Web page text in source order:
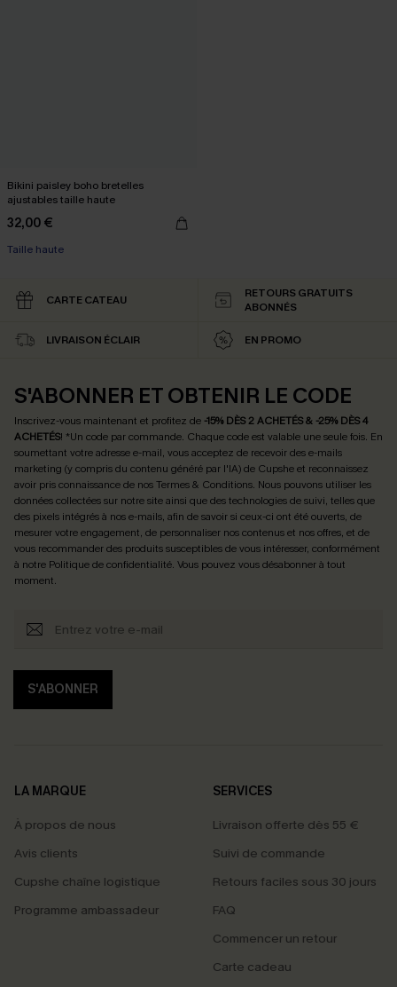
Bikini paisley boho bretelles
ajustables taille haute
32,00 €
Taille haute
CARTE CATEAU
RETOURS GRATUITS
ABONNÉS
LIVRAISON ÉCLAIR EN PROMO
S'ABONNER ET OBTENIR LE CODE
Inscrivez-vous maintenant et profitez de -15% DÈS 2 ACHETÉS & -25% DÈS 4
ACHETÉS! *Un code par commande. Chaque code est valable une seule fois. En
soumettant votre adresse e-mail, vous acceptez de recevoir des e-mails
marketing (y compris du contenu généré par l'IA) de Cupshe et reconnaissez
avoir pris connaissance de nosTermes & Conditions. Nous pouvons utiliser les
données collectées sur notre site ainsi que des technologies de suivi, telles que
des pixels intégrés à nos e-mails, afin de savoir si ceux-ci ont été ouverts, de
mesurer votre engagement, de personnaliser nos contenus et nos offres, et de
vous recommander des produits susceptibles de vous intéresser, conformément
à notre Politique de confidentialité. Vous pouvez vous désabonner à tout
moment.
S'ABONNER
LA MARQUE
À propos de nous
Avis clients
Cupshe chaîne logistique
Programme ambassadeur
SERVICES
Livraison offerte dès 55 €
Suivi de commande
Retours faciles sous 30 jours
FAQ
Commencer un retour
Carte cadeau